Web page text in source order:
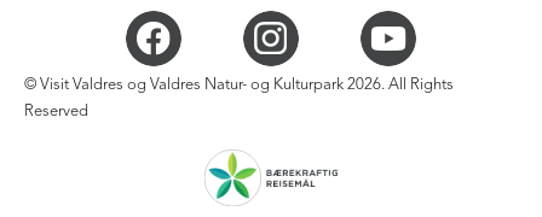
© Visit Valdres og Valdres Natur- og Kulturpark 2026. All Rights
Reserved